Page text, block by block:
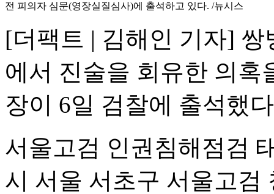
전 피의자 심문(영장실질심사)에 출석하고 있다. /뉴시스
[더팩트 | 김해인 기자]
에서 진술을 회유한 의혹
장이 6일 검찰에 출석했
서울고검 인권침해점검
시 서울 서초구 서울고검